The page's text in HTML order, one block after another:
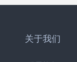
关于我们